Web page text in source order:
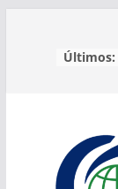
Últimos: